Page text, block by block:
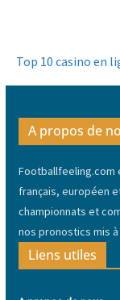
Top 10 casino en
A propos de
Footballfeeling.com
français, européen
championnats et
nos pronostics mis
Liens utiles